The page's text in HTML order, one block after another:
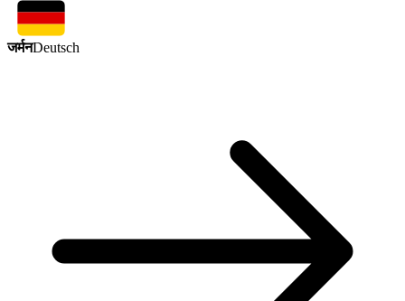
जर्मनDeutsch